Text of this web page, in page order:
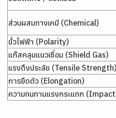
ส่วนผสมทางเคมี (Chemical)
ขั้วไฟฟ้า (Polarity)
แก๊สคลุมแนวเชื่อม (Shield Gas)
แรงดึงประลัย (Tensile Strength)
การยืดตัว (Elongation)
ความทนทานแรงกระแทก